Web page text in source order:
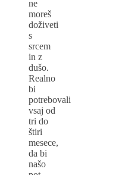
ne
moreš
doživeti
s
srcem
in z
dušo.
Realno
bi
potrebovali
vsaj od
tri do
štiri
mesece,
da bi
našo